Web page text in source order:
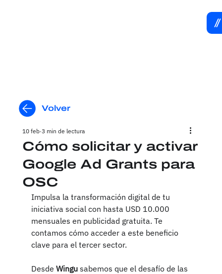
Volver
Cómo solicitar y activar
Google Ad Grants para
OSC
10 feb 3 min de lectura
Impulsa la transformación digital de tu
iniciativa social con hasta USD 10.000
mensuales en publicidad gratuita. Te
contamos cómo acceder a este beneficio
clave para el tercer sector.
Desde Wingu sabemos que el desafío de las